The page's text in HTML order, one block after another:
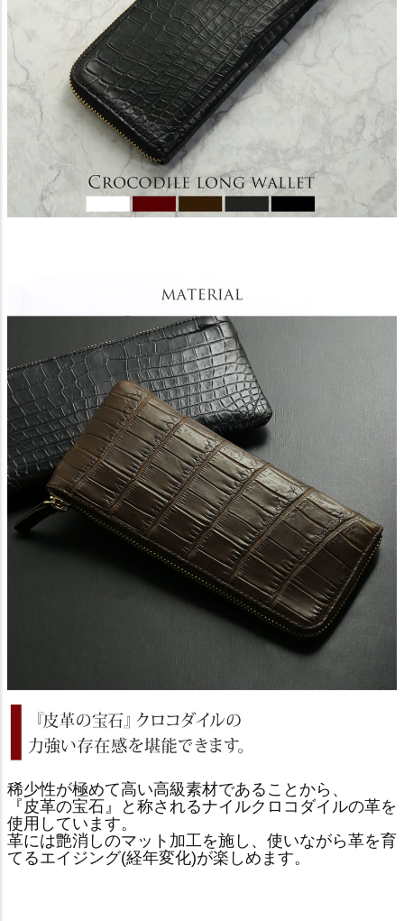
稀少性が極めて高い高級素材であることから、
『皮革の宝石』と称されるナイルクロコダイルの革を
使用しています。
革には艶消しのマット加工を施し、使いながら革を育
てるエイジング(経年変化)が楽しめます。